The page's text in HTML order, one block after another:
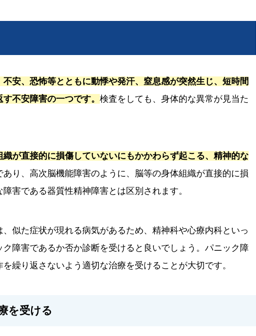
安、恐怖等とともに動悸や発汗、窒息感が突然生じ、短時間
不安障害の一つです。 検査をしても、身体的な異常が見当た
が直接的に損傷していないにもかかわらず起こる、精神的な
あり、高次脳機能障害のように、脳等の身体組織が直接的に損
害である器質性精神障害とは区別されます。
似た症状が現れる病気があるため、精神科や心療内科といっ
障害であるか否か診断を受けると良いでしょう。パニック障
繰り返さないよう適切な治療を受けることが大切です。
を受ける